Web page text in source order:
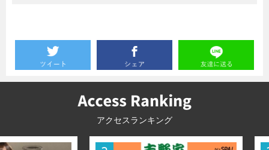
アクセスランキング